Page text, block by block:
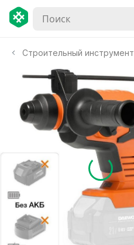
Строительный инструмент